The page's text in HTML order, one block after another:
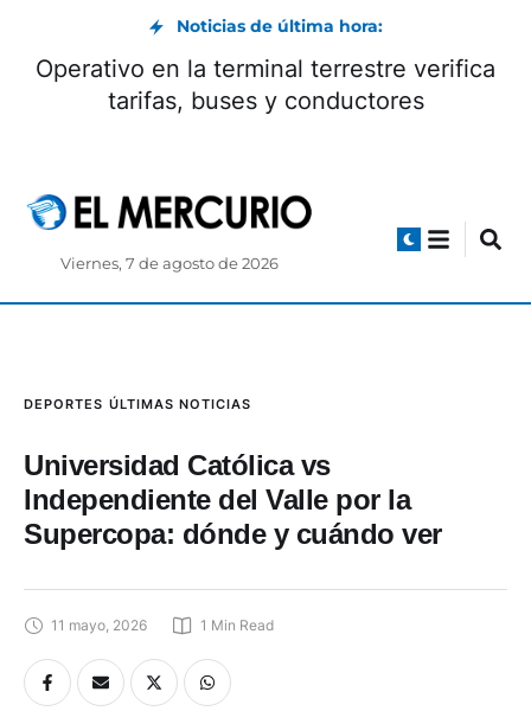
Noticias de última hora:
Daniel Noboa se reunió con el mandatario
electo de Colombia, Abelardo de la Espriella
Viernes, 7 de agosto de 2026
DEPORTES ÚLTIMAS NOTICIAS
Universidad Católica vs
Independiente del Valle por la
Supercopa: dónde y cuándo ver
11 mayo, 2026 1 Min Read